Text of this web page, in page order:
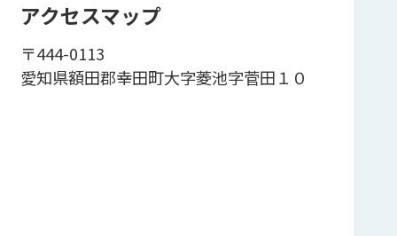
アクセスマップ
〒444-0113
愛知県額田郡幸田町大字菱池字菅田１０